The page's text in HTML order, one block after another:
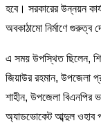
হবে। সরকারের উন্নয়ন
অবকাঠামো নির্মাণে গুরুত্ব
এ সময় উপস্থিত ছিলেন,
জিয়াউর রহমান, উপজেলা
শাহীন, উপজেলা বিএনপির
অ্যাডভোকেট আব্দুল ওহাব